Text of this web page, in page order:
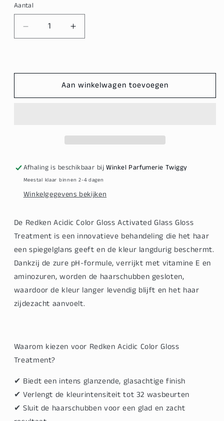
Aantal
Aantal
verlagen
Acidic
Gloss
Aantal
verhogen
Acidic
Color
Gloss
Aan winkelwagen toevoegen
Afhaling is beschikbaar bijWinkel Parfumerie Twiggy
Meestal klaar binnen 2-4 dagen
Winkelgegevens bekijken
De Redken Acidic Color Gloss Activated Glass Gloss
Treatment is een innovatieve behandeling die het haar
een spiegelglans geeft en de kleur langdurig beschermt.
Dankzij de zure pH-formule, verrijkt met vitamine E en
aminozuren, worden de haarschubben gesloten,
waardoor de kleur langer levendig blijft en het haar
zijdezacht aanvoelt.
Waarom kiezen voor Redken Acidic Color Gloss
Treatment?
✔ Biedt een intens glanzende, glasachtige finish
✔Verlengt de kleurintensiteit tot 32 wasbeurten
✔Sluit de haarschubben voor een glad en zacht